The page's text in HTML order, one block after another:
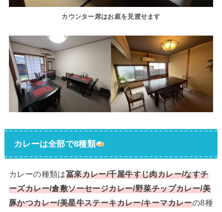
カウンター席はお庭を見渡せます
カレーは全部で8種類
カレーの種類は冨來カレー/千屋牛すじ肉カレー/なすチ
ーズカレー/倉敷ソーセージカレー/野菜チップカレー/美
豚かつカレー/美星牛ステーキカレー/キーマカレーの8種